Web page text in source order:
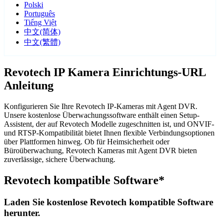
Polski
Português
Tiếng Việt
中文(简体)
中文(繁體)
Revotech IP Kamera Einrichtungs-URL
Anleitung
Konfigurieren Sie Ihre Revotech IP-Kameras mit Agent DVR.
Unsere kostenlose Überwachungssoftware enthält einen Setup-
Assistent, der auf Revotech Modelle zugeschnitten ist, und ONVIF-
und RTSP-Kompatibilität bietet Ihnen flexible Verbindungsoptionen
über Plattformen hinweg. Ob für Heimsicherheit oder
Büroüberwachung, Revotech Kameras mit Agent DVR bieten
zuverlässige, sichere Überwachung.
Revotech kompatible Software*
Laden Sie kostenlose Revotech kompatible Software
herunter.